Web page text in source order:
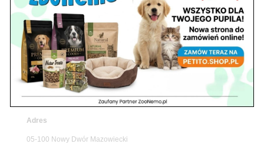
05-120 Legionowo
ul. Piłsudskiego 31,
pawilon 134
tel./fax. 22 784 71 96
Godziny pracy
pon. – piąt. 10.00 – 19.00
sob. 10.00 – 15.00
Adres
05-100 Nowy Dwór Mazowiecki